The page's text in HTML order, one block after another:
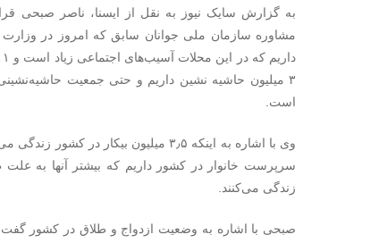
به گزارش سایک نیوز به نقل از ایسنا، ناصر صبحی
۳ میلیون حاشیه نشین داریم و حتی جمعیت
است.
زندگی می‌کنند.